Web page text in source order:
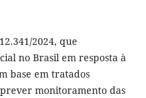
2024, que
no Brasil em resposta à
base em tratados
monitoramento das